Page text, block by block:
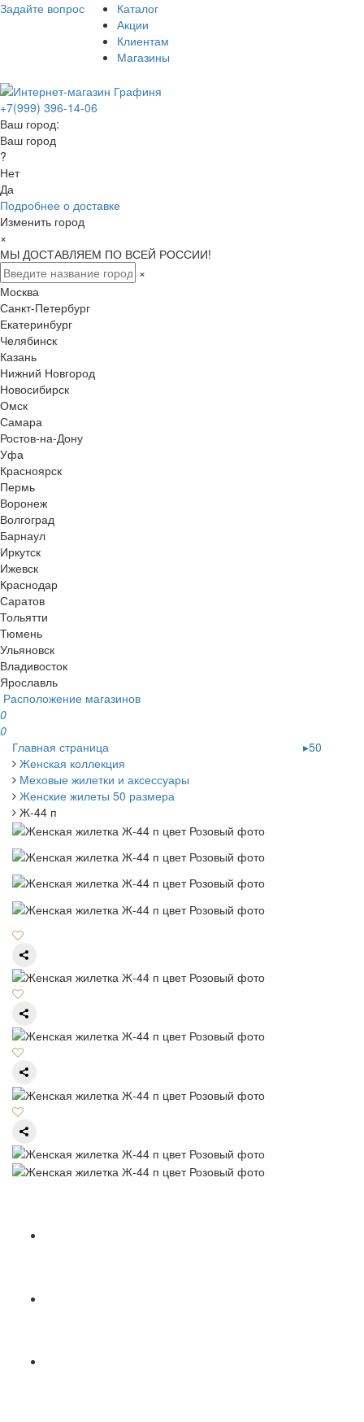
Задайте вопрос
Каталог
Акции
Клиентам
Магазины
+7(999) 396-14-06
Ваш город:
Ваш город
?
Нет
Да
Подробнее о доставке
Изменить город
×
МЫ ДОСТАВЛЯЕМ ПО ВСЕЙ РОССИИ!
×
Москва
Санкт-Петербург
Екатеринбург
Челябинск
Казань
Нижний Новгород
Новосибирск
Омск
Самара
Ростов-на-Дону
Уфа
Красноярск
Пермь
Воронеж
Волгоград
Барнаул
Иркутск
Ижевск
Краснодар
Саратов
Тольятти
Тюмень
Ульяновск
Владивосток
Ярославль
Расположение магазинов
0
0
Главная страница
Женская коллекция
Меховые жилетки и аксессуары
Женские жилеты 50 размера
Ж-44 п
▸50